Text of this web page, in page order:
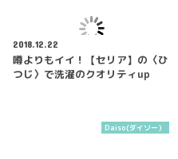
2018.12.22
噂よりもイイ！【セリア】の〈ひ
つじ〉で洗濯のクオリティup
Daiso(ダイソー）